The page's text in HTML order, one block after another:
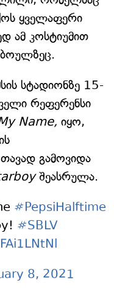
ყველაფერი
ამ კოსტიუმით
ბოულზეც.
სტადიონზე 15-
რეფერენსი
Name, იყო,
გამოვიდა
შეასრულა.
#PepsiHalftime
#SBLV
8, 2021